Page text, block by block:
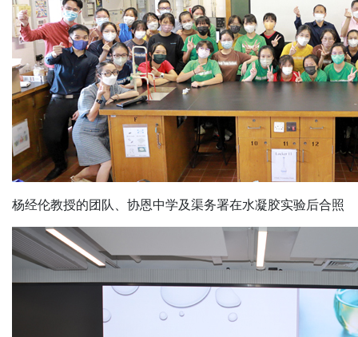
杨经伦教授的团队、协恩中学及渠务署在水凝胶实验后合照